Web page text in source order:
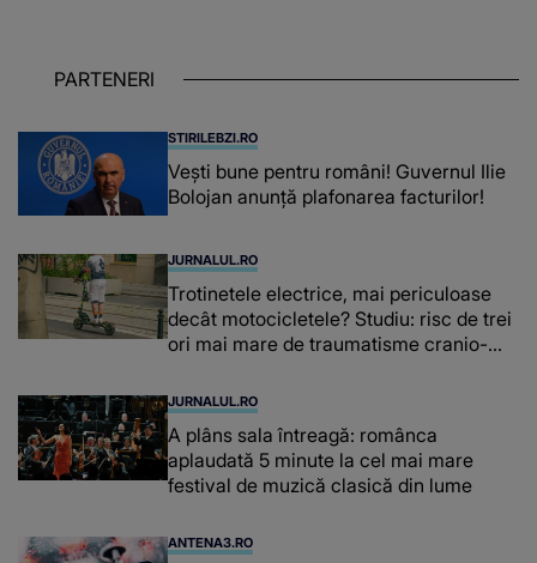
chiar și după trecerea anilor: "De
PARTENERI
STIRILEBZI.RO
Vești bune pentru români! Guvernul Ilie
Bolojan anunță plafonarea facturilor!
JURNALUL.RO
Trotinetele electrice, mai periculoase
decât motocicletele? Studiu: risc de trei
ori mai mare de traumatisme cranio-
JURNALUL.RO
A plâns sala întreagă: românca
aplaudată 5 minute la cel mai mare
festival de muzică clasică din lume
ANTENA3.RO